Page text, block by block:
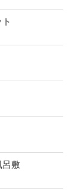
呂敷